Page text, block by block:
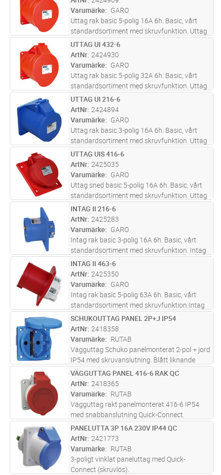
Varumärke
GARO
Uttag rak basic 5-polig 16A 6h. Basic, vårt
standardsortiment med skruvfunktion. Uttag
16A för infällt montage med rak fästplatta.
Levereras inklusive packning.
ST Lägg i kundvagn
UTTAG UI 432-6
ArtNr 2424930
Varumärke
GARO
Uttag rak basic 5-polig 32A 6h. Basic, vårt
standardsortiment med skruvfunktion. Uttag
32A för infällt montage med rak fästplatta.
Levereras inklusive packning.
ST Lägg i kundvagn
UTTAG UI 216-6
ArtNr 2424894
Varumärke
GARO
Uttag rak basic 3-polig 16A 6h. Basic, vårt
standardsortiment med skruvfunktion. Uttag
16A för infällt montage med rak fästplatta.
Levereras inklusive packning.
ST Lägg i kundvagn
UTTAG UIS 416-6
ArtNr 2425035
Varumärke
GARO
Uttag sned basic 5-polig 16A 6h. Basic, vårt
standardsortiment med skruvfunktion. Uttag
16A för infällt montage med sned fästplatta.
Levereras inklusive packning.
ST Lägg i kundvagn
INTAG II 216-6
ArtNr 2425283
Varumärke
GARO
Intag rak basic 3-polig 16A 6h. Basic, vårt
standardsortiment med skruvfunktion. Intag
16A för infällt montage med rak fästplatta.
Levereras inklusive packning.
ST Lägg i kundvagn
INTAG II 463-6
ArtNr 2425350
Varumärke
GARO
Intag rak basic 5-polig 63A 6h. Basic, vårt
standardsortiment med skruvfunktion.Intag
63A för infällt montage med rak fästplatta.
ST Lägg i kundvagn
SCHUKOUTTAG PANEL 2P+J IP54
ArtNr 2418358
Varumärke
RUTAB
Vägguttag Schuko panelmonterat 2-pol + jord
IP54 med skruvanslutning. Blått liknande
RAL5015 för stationärt montage
ST Lägg i kundvagn
VÄGGUTTAG PANEL 416-6 RAK QC
ArtNr 2418365
Varumärke
RUTAB
Vägguttag rakt panelmonterat 416-6 IP54
med snabbanslutning Quick-Connect.
Vägguttaget är helt blyfritt och producerat
med enbart återvinningsbara material.
ST Lägg i kundvagn
PANELUTTA 3P 16A 230V IP44 QC
ArtNr 2421773
Varumärke
RUTAB
3-poligt vinklat paneluttag med Quick-
Connect (skruvlös).